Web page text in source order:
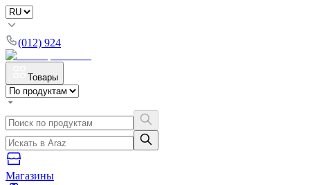
(012) 924
Товары
Магазины